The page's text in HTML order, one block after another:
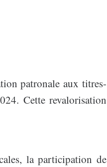
patronale aux titres-
Cette revalorisation
la participation de